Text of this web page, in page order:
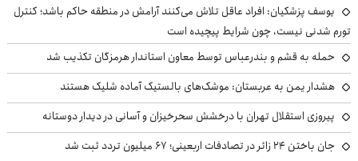
یوسف پزشکیان: افراد عاقل تلاش می‌کنند آرامش در منطقه حاکم باشد؛ کنترل
تورم شدنی نیست، چون شرایط پیچیده است
حمله به قشم و بندرعباس توسط معاون استاندار هرمزگان تکذیب شد
هشدار یمن به عربستان: موشک‌های بالستیک آماده شلیک هستند
پیروزی استقلال تهران با درخشش سحرخیزان و آسانی در دیدار دوستانه
جان باختن ۲۴ زائر در تصادفات اربعینی؛ ۶۷ میلیون تردد ثبت شد